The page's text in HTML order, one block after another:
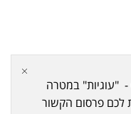
האתר עושה שימוש ב Cookies - "עוגיות" במטרה
פרסום הקשור